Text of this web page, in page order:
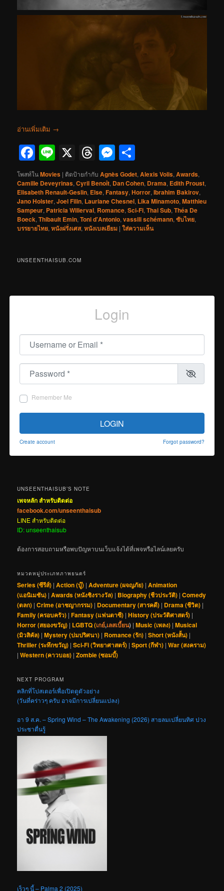
อ่านเพิ่มเติม →
Facebook
Line
X Threads
Messenger
โพสท์ในMovies | ติดป้ายกำกับ Agnès Godet,Alexis Volis,Awards,
Camille Deveyrinas,Cyril Benoît, Dan Cohen, Drama, Edith Proust,
Elisabeth Renault-Geslin, Else,Fantasy,Horror,Ibrahim Bakirov,
Jano Holster,Joel Filin, Lauriane Chesnel, Lika Minamoto,Matthieu
Sampeur, Patricia Willerval, Romance,Sci-Fi,Thai Sub,Théa De
Boeck,Thibault Emin,Toni d'Antonio,vassili schémann,ซับไทย,
บรรยายไทย,หนังฝรั่งเศส,หนังเบลเยียม |ใส่ความเห็น
UNSEENTHAISUB.COM
Login
Username or Email
Password
Remember Me
LOGIN
Create account Forgot password?
UNSEENTHAISUB’S NOTE
เพจหลัก สำหรับติดต่อ
facebook.com/unseenthaisub
LINE สำหรับติดต่อ
ID: unseenthaisub
ต้องการสอบถามหรือพบปัญหาบนเว็บแจ้งได้ที่เพจหรือไลน์เลยครับ
หมวดหมู่ประเภทภาพยนตร์
Series (ซีรีส์) |Action (บู๊) |Adventure (ผจญภัย) |Animation
(แอนิเมชัน) |Awards (หนังชิงรางวัล) | Biography (ชีวประวัติ) |Comedy
(ตลก) |Crime (อาชญากรรม) | Documentary (สารคดี) | Drama (ชีวิต) |
Family (ครอบครัว) |Fantasy (แฟนตาซี) |History (ประวัติศาสตร์) |
Horror (สยองขวัญ) | LGBTQ (เกย์,เลสเบี้ยน) |Music (เพลง) |Musical
(มิวสิคัล) |Mystery (ปมปริศนา) | Romance (รัก) |Short (หนังสั้น) |
Thriller (ระทึกขวัญ) |Sci-Fi (วิทยาศาสตร์) |Sport (กีฬา) |War (สงคราม)
|Western (คาวบอย) |Zombie (ซอมบี้)
NEXT PROGRAM
คลิกที่โปสเตอร์เพื่อเปิดดูตัวอย่าง
(วันที่คร่าวๆ ครับ อาจมีการเปลี่ยนแปลง)
อา 9 ส.ค. – Spring Wind – The Awakening (2026) สายลมเปลี่ยนทิศ ปวง
ประชาตื่นรู้
เร็วๆ นี้ – Palma 2 (2025)